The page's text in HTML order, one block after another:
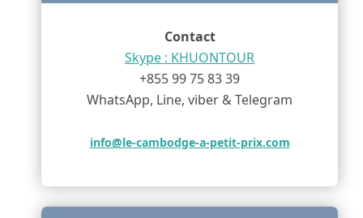
Contact
Skype : KHUONTOUR
+855 99 75 83 39
WhatsApp, Line, viber & Telegram
info@le-cambodge-a-petit-prix.com